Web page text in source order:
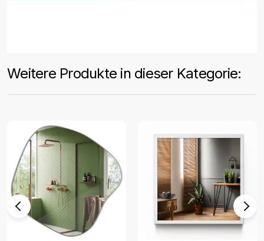
Weitere Produkte in dieser Kategorie: